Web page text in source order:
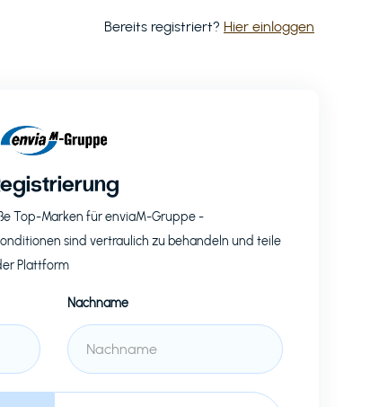
Bereits registriert? Hier einloggen
Top-Marken fürenviaM-Gruppe-
sind vertraulich zu behandeln und teile
Plattform
Nachname